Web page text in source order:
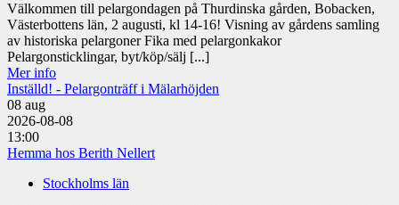
Välkommen till pelargondagen på Thurdinska gården, Bobacken,
Västerbottens län, 2 augusti, kl 14-16! Visning av gårdens samling
av historiska pelargoner Fika med pelargonkakor
Pelargonsticklingar, byt/köp/sälj [...]
Mer info
Inställd! - Pelargonträff i Mälarhöjden
08 aug
2026-08-08
13:00
Hemma hos Berith Nellert
Stockholms län